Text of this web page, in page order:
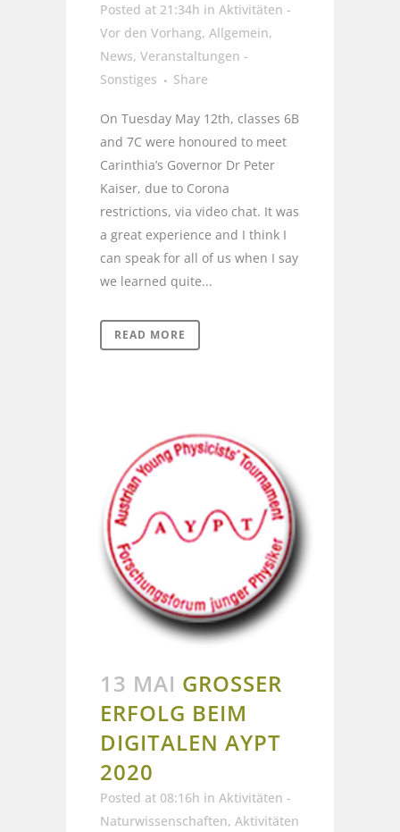
Posted at 21:34h in Aktivitäten -
Vor den Vorhang, Allgemein,
News, Veranstaltungen -
Sonstiges
Share
On Tuesday May 12th, classes 6B
and 7C were honoured to meet
Carinthia’s Governor Dr Peter
Kaiser, due to Corona
restrictions, via video chat. It was
a great experience and I think I
can speak for all of us when I say
we learned quite...
READ MORE
13 MAI GROSSER E
RFOLG BEIM D
IGITALEN AYPT 2
020
Posted at 08:16h in Aktivitäten -
Naturwissenschaften, Aktivitäten